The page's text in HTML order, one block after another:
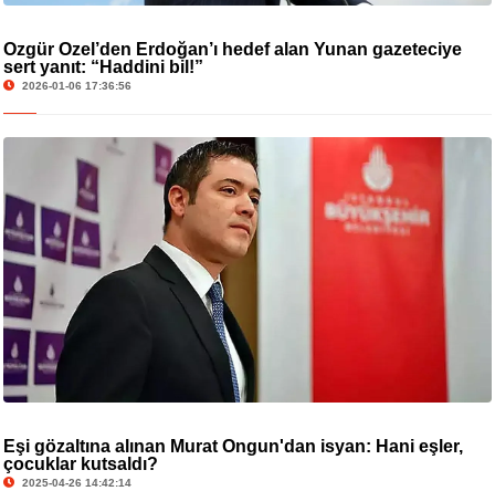
Özgür Özel’den Erdoğan’ı hedef alan Yunan gazeteciye
sert yanıt: “Haddini bil!”
2026-01-06 17:36:56
Eşi gözaltına alınan Murat Ongun'dan isyan: Hani eşler,
çocuklar kutsaldı?
2025-04-26 14:42:14